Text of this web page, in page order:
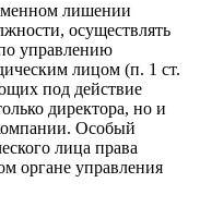
лишении
осуществлять
управлению
лицом (п. 1 ст.
под действие
директора, но и
Особый
лица права
органе управления